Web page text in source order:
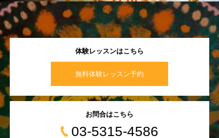
体験レッスンはこちら
無料体験レッスン予約
お問合はこちら
03-5315-4586